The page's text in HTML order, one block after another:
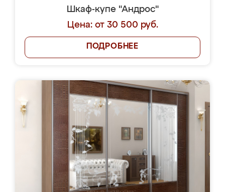
Шкаф-купе "Андрос"
Цена: от 30 500 руб.
ПОДРОБНЕЕ